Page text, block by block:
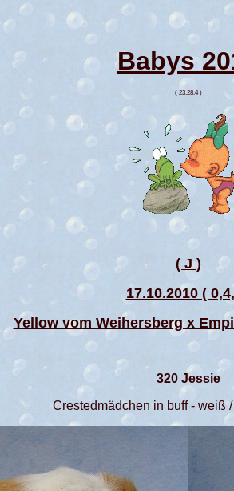
Babys
( 23,28,4 )
( J )
17.10.2010 (
Yellow vom Weihersberg x
320 Jessie
Crestedmädchen in buff - weiß